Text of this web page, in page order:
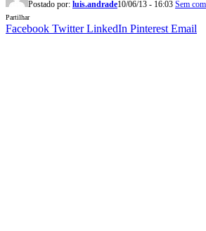
Postado por: luis.andrade10/06/13 - 16:03 Sem
Partilhar
Facebook Twitter LinkedIn Pinterest Email